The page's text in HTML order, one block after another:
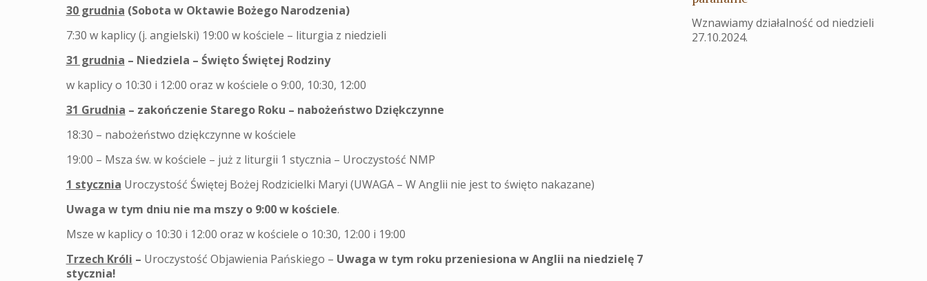
30 grudnia (Sobota w Oktawie Bożego Narodzenia)
7:30 w kaplicy (j. angielski) 19:00 w kościele – liturgia z niedzieli
31 grudnia – Niedziela – Święto Świętej Rodziny
w kaplicy o 10:30 i 12:00 oraz w kościele o 9:00, 10:30, 12:00
31 Grudnia – zakończenie Starego Roku – nabożeństwo Dziękczynne
18:30 – nabożeństwo dziękczynne w kościele
19:00 – Msza św. w kościele – już z liturgii 1 stycznia – Uroczystość NMP
1 stycznia Uroczystość Świętej Bożej Rodzicielki Maryi (UWAGA – W Anglii nie jest to święto nakazane)
Uwaga w tym dniu nie ma mszy o 9:00 w kościele.
Msze w kaplicy o 10:30 i 12:00 oraz w kościele o 10:30, 12:00 i 19:00
Trzech Króli – Uroczystość Objawienia Pańskiego – Uwaga w tym roku przeniesiona w Anglii na niedzielę 7
stycznia!
Wznawiamy działalność od niedzieli
27.10.2024.